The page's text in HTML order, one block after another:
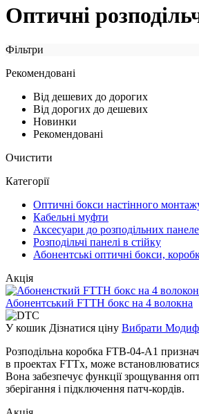
Оптичні
Фільтри
Рекомендовані
Від дешевих до дорогих
Від дорогих до дешевих
Новинки
Рекомендовані
Очистити
Категорії
Оптичні бокси настінного
Кабельні муфти
Аксесуари до розподільних
Розподільчі панелі в стійку
Абонентські оптичні бокси,
Акція
Абонентський FTTH бокс на 4 волокна
У кошик Дізнатися ціну Вибрати
Розподільна коробка FTB-04-A1
в проектах FTTx, може встановлюватися
Вона забезпечує функції зрощування
зберігання і підключення патч-кордів.